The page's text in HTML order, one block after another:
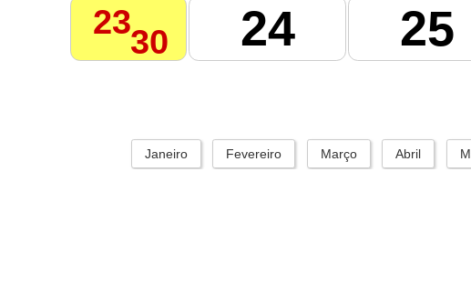
23
30 24 25
Janeiro Fevereiro Março Abril